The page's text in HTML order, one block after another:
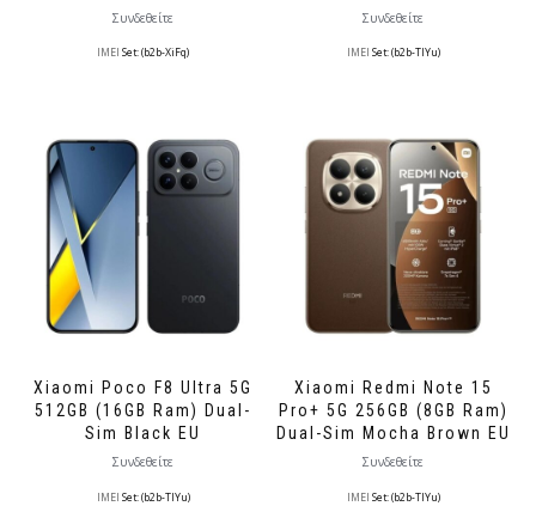
Συνδεθείτε
IMEI Set: (b2b-XiFq)
Συνδεθείτε
IMEI Set: (b2b-TlYu)
Xiaomi Poco F8 Ultra 5G
512GB (16GB Ram) Dual-
Sim Black EU
Συνδεθείτε
IMEI Set: (b2b-TlYu)
Xiaomi Redmi Note 15
Pro+ 5G 256GB (8GB Ram)
Dual-Sim Mocha Brown EU
Συνδεθείτε
IMEI Set: (b2b-TlYu)